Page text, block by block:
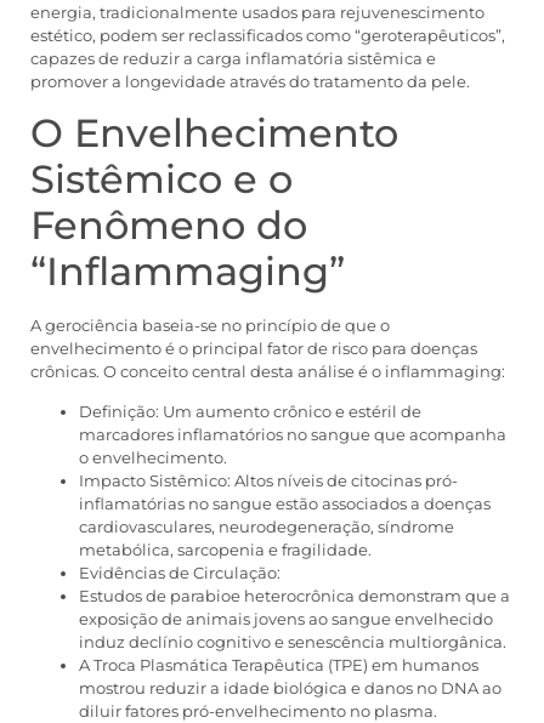
energia, tradicionalmente usados para rejuvenescimento
estético, podem ser reclassificados como “geroterapêuticos”,
capazes de reduzir a carga inflamatória sistêmica e
promover a longevidade através do tratamento da pele.
O Envelhecimento
Sistêmico e o
Fenômeno do
“Inflammaging”
A gerociência baseia-se no princípio de que o
envelhecimento é o principal fator de risco para doenças
crônicas. O conceito central desta análise é o inflammaging:
Definição: Um aumento crônico e estéril de
marcadores inflamatórios no sangue que acompanha
o envelhecimento.
Impacto Sistêmico: Altos níveis de citocinas pró-
inflamatórias no sangue estão associados a doenças
cardiovasculares, neurodegeneração, síndrome
metabólica, sarcopenia e fragilidade.
Evidências de Circulação:
Estudos de parabioe heterocrônica demonstram que a
exposição de animais jovens ao sangue envelhecido
induz declínio cognitivo e senescência multiorgânica.
A Troca Plasmática Terapêutica (TPE) em humanos
mostrou reduzir a idade biológica e danos no DNA ao
diluir fatores pró-envelhecimento no plasma.